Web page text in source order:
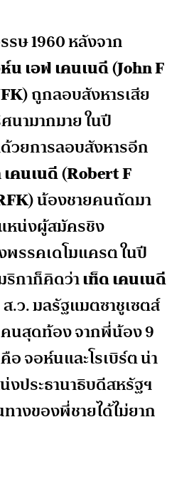
ษ 1960 หลังจาก
น เอฟ เคนเนดี(John F
ถูกลอบสังหารเสีย
นามากมาย ในปี
วยการลอบสังหารอีก
เคนเนดี (Robert F
น้องชายคนถัดมา
แหน่งผู้สมัครชิง
พรรคเดโมแครต ในปี
ริกาก็คิดว่าเท็ด เคนเนดี
ส.ว. มลรัฐแมตซาชูเซตส์
นสุดท้อง จากพี่น้อง 9
จอห์นและโรเบิร์ต น่า
งประธานาธิบดีสหรัฐฯ
างของพี่ชายได้ไม่ยาก